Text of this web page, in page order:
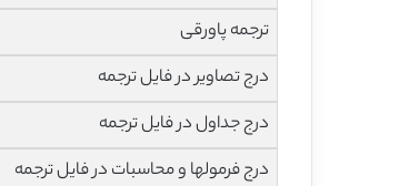
ترجمه پاورقی
درج تصاویر در فایل ترجمه
درج جداول در فایل ترجمه
درج فرمولها و محاسبات در فایل ترجمه